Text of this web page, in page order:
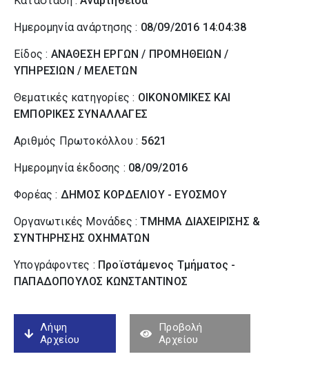
Ημερομηνία ανάρτησης : 08/09/2016 14:04:38
Είδος : ΑΝΑΘΕΣΗ ΕΡΓΩΝ / ΠΡΟΜΗΘΕΙΩΝ /
ΥΠΗΡΕΣΙΩΝ / ΜΕΛΕΤΩΝ
Θεματικές κατηγορίες : ΟΙΚΟΝΟΜΙΚΕΣ ΚΑΙ
ΕΜΠΟΡΙΚΕΣ ΣΥΝΑΛΛΑΓΕΣ
Αριθμός Πρωτοκόλλου : 5621
Ημερομηνία έκδοσης : 08/09/2016
Φορέας : ΔΗΜΟΣ ΚΟΡΔΕΛΙΟΥ - ΕΥΟΣΜΟΥ
Οργανωτικές Μονάδες :ΤΜΗΜΑ ΔΙΑΧΕΙΡΙΣΗΣ &
ΣΥΝΤΗΡΗΣΗΣ ΟΧΗΜΑΤΩΝ
Υπογράφοντες : Προϊστάμενος Τμήματος -
ΠΑΠΑΔΟΠΟΥΛΟΣ ΚΩΝΣΤΑΝΤΙΝΟΣ
Λήψη
Αρχείου
Προβολή
Αρχείου